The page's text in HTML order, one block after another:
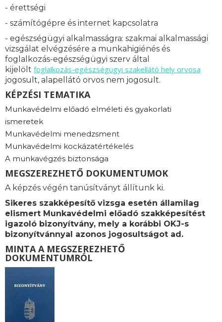
- érettségi
- számítógépre és internet kapcsolatra
- egészségügyi alkalmasságra: szakmai alkalmassági
vizsgálat elvégzésére a munkahigiénés és
foglalkozás-egészségügyi szerv által
kijelölt foglalkozás-egészségügyi szakellátó hely orvosa
jogosult, alapellátó orvos nem jogosult.
KÉPZÉSI TEMATIKA
Munkavédelmi előadó elméleti és gyakorlati
ismeretek
Munkavédelmi menedzsment
Munkavédelmi kockázatértékelés
A munkavégzés biztonsága
MEGSZEREZHETŐ DOKUMENTUMOK
A képzés végén tanúsítványt állítunk ki.
Sikeres szakképesítő vizsga esetén államilag
elismert Munkavédelmi előadó szakképesítést
igazoló bizonyítvány, mely a korábbi OKJ-s
bizonyítvánnyal azonos jogosultságot ad.
MINTA A MEGSZEREZHETŐ
DOKUMENTUMRÓL